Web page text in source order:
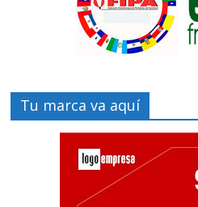
Tu marca va aquí